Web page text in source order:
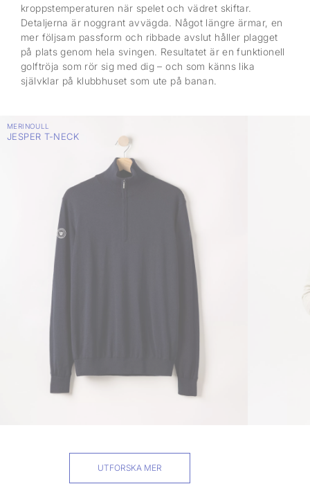
kroppstemperaturen när spelet och vädret skiftar.
Detaljerna är noggrant avvägda. Något längre ärmar, en
mer följsam passform och ribbade avslut håller plagget
på plats genom hela svingen. Resultatet är en funktionell
golftröja som rör sig med dig – och som känns lika
självklar på klubbhuset som ute på banan.
MERINOULL
JESPER T-NECK
UTFORSKA MER